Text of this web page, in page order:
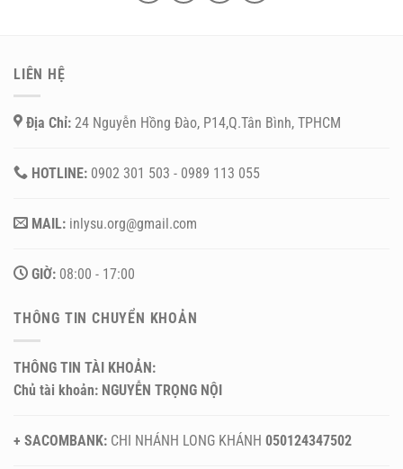
LIÊN HỆ
Địa Chỉ: 24 Nguyễn Hồng Đào, P14,Q.Tân Bình, TPHCM
HOTLINE: 0902 301 503 - 0989 113 055
MAIL: inlysu.org@gmail.com
GIỜ: 08:00 - 17:00
THÔNG TIN CHUYỂN KHOẢN
THÔNG TIN TÀI KHOẢN:
Chủ tài khoản: NGUYỄN TRỌNG NỘI
+ SACOMBANK: CHI NHÁNH LONG KHÁNH 050124347502